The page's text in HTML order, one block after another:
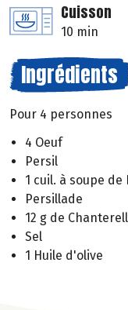
Cuisson
10 min
Ingrédients
Pour 4 personnes
4 Oeuf
Persil
1 cuil. à soupe de
Persillade
12 g de
Sel
1 Huile d'olive